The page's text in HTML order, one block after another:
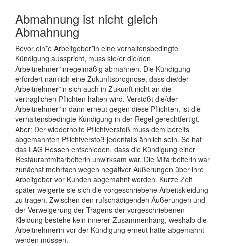
Abmahnung ist nicht gleich
Abmahnung
Bevor ein*e Arbeitgeber*in eine verhaltensbedingte
Kündigung ausspricht, muss sie/er die/den
Arbeitnehmer*inregelmäßig abmahnen. Die Kündigung
erfordert nämlich eine Zukunftsprognose, dass die/der
Arbeitnehmer*in sich auch in Zukunft nicht an die
vertraglichen Pflichten halten wird. Verstößt die/der
Arbeitnehmer*in dann erneut gegen diese Pflichten, ist die
verhaltensbedingte Kündigung in der Regel gerechtfertigt.
Aber: Der wiederholte Pflichtverstoß muss dem bereits
abgemahnten Pflichtverstoß jedenfalls ähnlich sein. So hat
das LAG Hessen entschieden, dass die Kündigung einer
Restaurantmitarbeiterin unwirksam war. Die Mitarbeiterin war
zunächst mehrfach wegen negativer Äußerungen über ihre
Arbeitgeber vor Kunden abgemahnt worden. Kurze Zeit
später weigerte sie sich die vorgeschriebene Arbeitskleidung
zu tragen. Zwischen den rufschädigenden Äußerungen und
der Verweigerung der Tragens der vorgeschriebenen
Kleidung bestehe kein innerer Zusammenhang, weshalb die
Arbeitnehmerin vor der Kündigung erneut hätte abgemahnt
werden müssen.